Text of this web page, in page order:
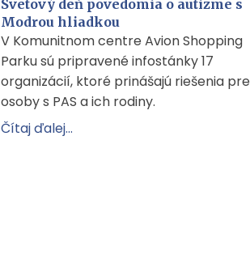
Svetový deň povedomia o autizme s
Modrou hliadkou
V Komunitnom centre Avion Shopping
Parku sú pripravené infostánky 17
organizácií, ktoré prinášajú riešenia pre
osoby s PAS a ich rodiny.
Čítaj ďalej...